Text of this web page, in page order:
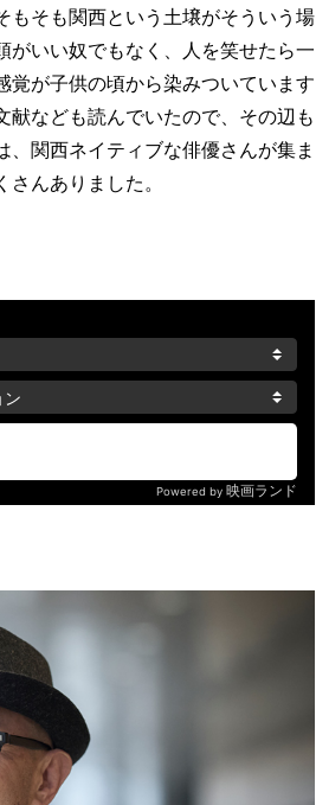
もそも関西という土壌がそういう場
がいい奴でもなく、人を笑せたら一
覚が子供の頃から染みついています
なども読んでいたので、その辺も
関西ネイティブな俳優さんが集ま
んありました。